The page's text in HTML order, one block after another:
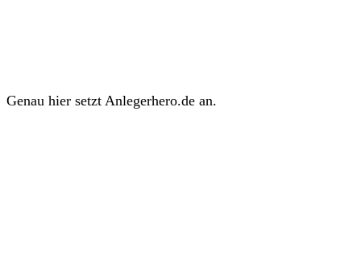
Genau hier setzt Anlegerhero.de an.